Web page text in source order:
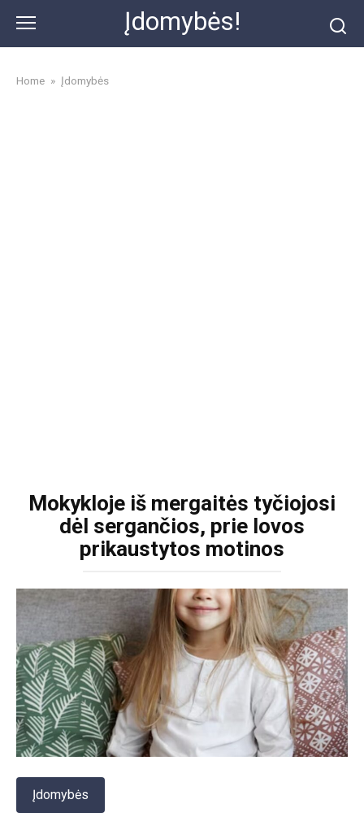
content
Įdomybės!
Home » Įdomybės
Mokykloje iš mergaitės tyčiojosi
dėl sergančios, prie lovos
prikaustytos motinos
Įdomybės